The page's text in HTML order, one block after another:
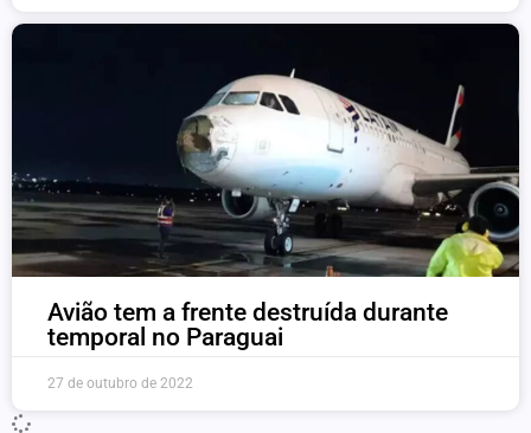
Avião tem a frente destruída durante
temporal no Paraguai
27 de outubro de 2022